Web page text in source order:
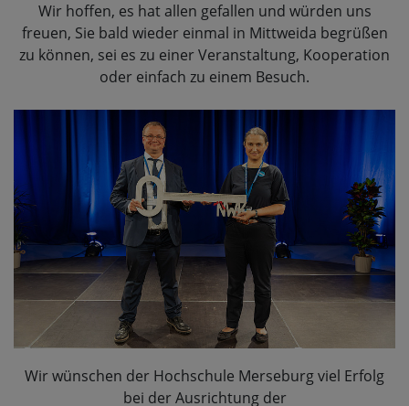
Wir hoffen, es hat allen gefallen und würden uns
freuen, Sie bald wieder einmal in Mittweida begrüßen
zu können, sei es zu einer Veranstaltung, Kooperation
oder einfach zu einem Besuch.
Wir wünschen der Hochschule Merseburg viel Erfolg
bei der Ausrichtung der